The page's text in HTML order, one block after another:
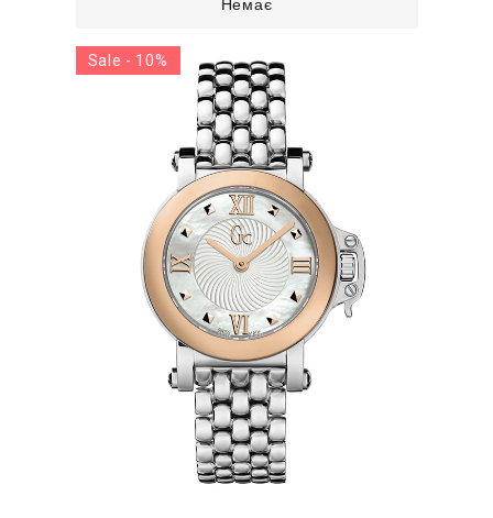
Немає
Sale - 10%